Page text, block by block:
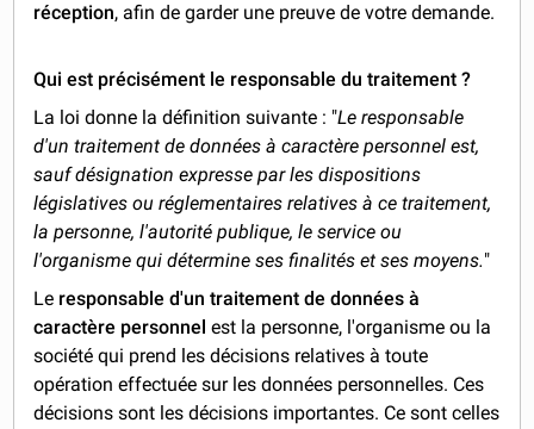
réception, afin de garder une preuve de votre demande.
Qui est précisément le responsable du traitement ?
La loi donne la définition suivante : "Le responsable
d'un traitement de données à caractère personnel est,
sauf désignation expresse par les dispositions
législatives ou réglementaires relatives à ce traitement,
la personne, l'autorité publique, le service ou
l'organisme qui détermine ses finalités et ses moyens."
Le responsable d'un traitement de données à
caractère personnel est la personne, l'organisme ou la
société qui prend les décisions relatives à toute
opération effectuée sur les données personnelles. Ces
décisions sont les décisions importantes. Ce sont celles